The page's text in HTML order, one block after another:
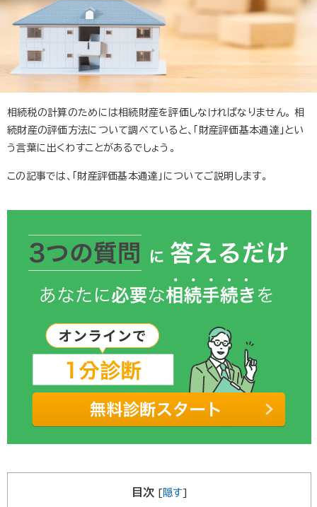
相続税の計算のためには相続財産を評価しなければなりません。 相
続財産の評価方法について調べていると、「財産評価基本通達」とい
う言葉に出くわすことがあるでしょう。
この記事では、「財産評価基本通達」についてご説明します。
目次 [ 隠す]